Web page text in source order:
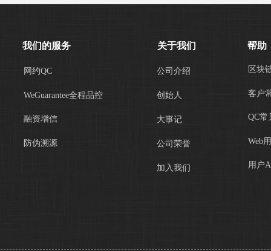
我们的服务 关于我们 帮助
区块
客户
QC常
Web
用户
公司介绍
创始人
大事记
公司荣誉
加入我们
网约QC
WeGuarantee全程品控
融资增信
防伪溯源